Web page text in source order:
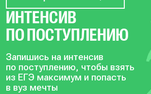
ИНТЕНСИВ
ПО ПОСТУПЛЕНИЮ
Запишись на интенсив
по поступлению, чтобы взять
из ЕГЭ максимум и попасть
в вуз мечты